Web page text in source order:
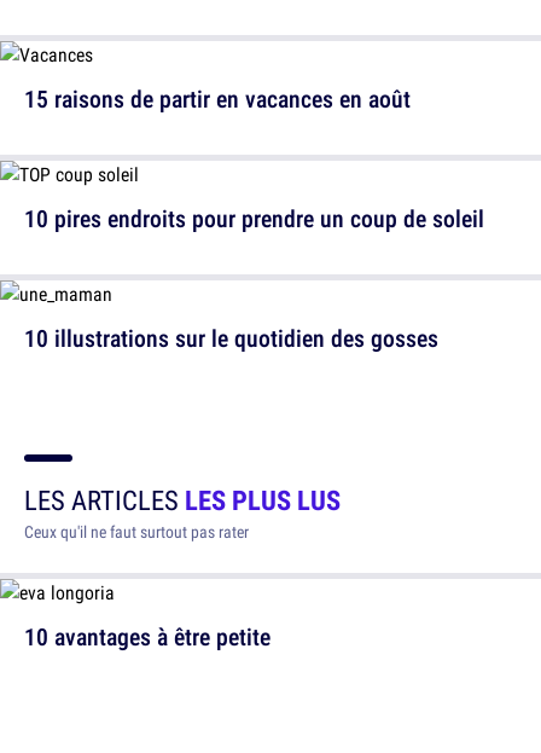
10 pires endroits pour prendre un coup de soleil
15 raisons de partir en vacances en août
10 illustrations sur le quotidien des gosses
LES ARTICLES LES PLUS LUS
Ceux qu'il ne faut surtout pas rater
10 avantages à être petite